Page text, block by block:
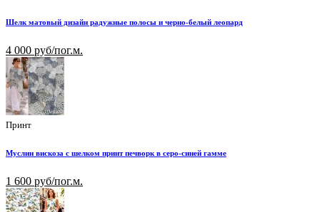
Шелк матовый дизайн радужные полосы и черно-белый леопард
4 000 руб/пог.м.
Принт
Муслин вискоза с шелком принт печворк в серо-синей гамме
1 600 руб/пог.м.